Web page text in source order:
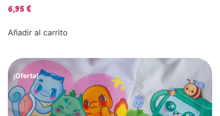
6,95 €
Añadir al carrito
¡Oferta!